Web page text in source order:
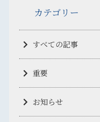
カテゴリー
すべての記事
重要
お知らせ